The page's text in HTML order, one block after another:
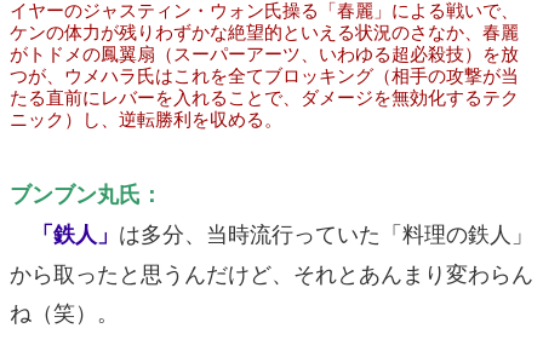
イヤーのジャスティン・ウォン氏操る「春麗」による戦いで、
ケンの体力が残りわずかな絶望的といえる状況のさなか、春麗
がトドメの鳳翼扇（スーパーアーツ、いわゆる超必殺技）を放
つが、ウメハラ氏はこれを全てブロッキング（相手の攻撃が当
たる直前にレバーを入れることで、ダメージを無効化するテク
ニック）し、逆転勝利を収める。
ブンブン丸氏：
「鉄人」 は多分、当時流行っていた「料理の鉄人」
から取ったと思うんだけど、それとあんまり変わらん
ね（笑）。